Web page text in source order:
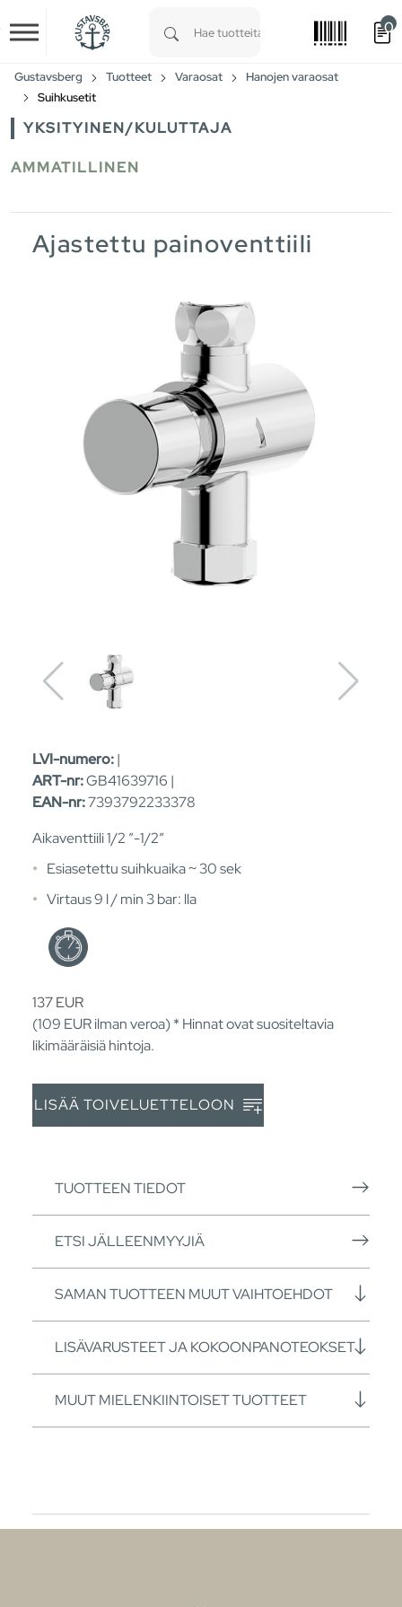
Skip to main content
0
Gustavsberg Tuotteet Varaosat
Hanojen varaosat
Suihkusetit
YKSITYINEN/KULUTTAJA
AMMATILLINEN
Ajastettu painoventtiili
LVI-numero:|
ART-nr:GB41639716 |
EAN-nr:7393792233378
Aikaventtiili 1/2 ”-1/2”
Esiasetettu suihkuaika ~ 30 sek
Virtaus 9 l / min 3 bar: lla
137EUR
(109 EURilman veroa) * Hinnat ovat suositeltavia
likimääräisiä hintoja.
LISÄÄ TOIVELUETTELOON
TUOTTEEN TIEDOT
ETSI JÄLLEENMYYJIÄ
SAMAN TUOTTEEN MUUT VAIHTOEHDOT
LISÄVARUSTEET JA KOKOONPANOTEOKSET
MUUT MIELENKIINTOISET TUOTTEET